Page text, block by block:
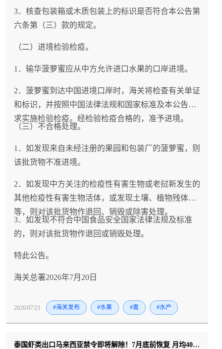
3．核查包装箱或木质包装上的标识是否符合本公告第
六条第（三）款的规定。
（二）进境检验检疫。
1．输华菠萝蜜应从中方允许进口水果的口岸进境。
2．菠萝蜜到达中国进境口岸时，海关将检查有关单证
和标识，并按照中国法律法规和国家标准及本公告要
求实施检验检疫。经检验检疫合格的，准予进境。
（三）不合格处理。
1．如发现来自未经注册的果园和包装厂的菠萝蜜，则
该批货物不准进境。
2．如发现中方关注的检疫性有害生物或老挝新发生的
其他检疫性有害生物活体，或发现土壤、植物残体
等，则对该批货物作退回、销毁或除害处理。
3．如发现不符合中国食品安全国家法律法规及标准
的，则对该批货物作退回或销毁处理。
特此公告。
海关总署2026年7月20日
2026/07/21 #海关发布 #水果 #禽 #水产
泰国虾类出口马来西亚禁令即将解除！7月底前恢复 月均400吨市场重开